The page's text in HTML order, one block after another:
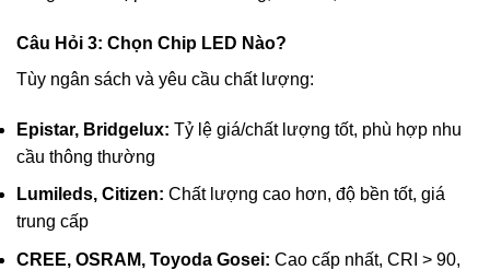
Câu Hỏi 3: Chọn Chip LED Nào?
Tùy ngân sách và yêu cầu chất lượng:
Epistar, Bridgelux: Tỷ lệ giá/chất lượng tốt, phù hợp nhu
cầu thông thường
Lumileds, Citizen: Chất lượng cao hơn, độ bền tốt, giá
trung cấp
CREE, OSRAM, Toyoda Gosei: Cao cấp nhất, CRI > 90,